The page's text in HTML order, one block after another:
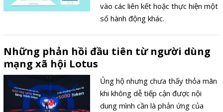
vào các liên kết hoặc thực hiện một
số hành động khác.
Những phản hồi đầu tiên từ người dùng
mạng xã hội Lotus
Ủng hộ nhưng chưa thấy thỏa mãn
khi không dễ tiếp cận được nội
dung mình cần là phản ứng của